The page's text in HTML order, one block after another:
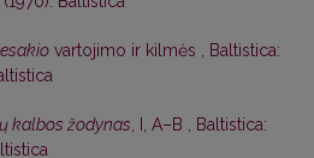
vartojimo ir kilmės , Baltistica:
kalbos žodynas, I, A–B , Baltistica: